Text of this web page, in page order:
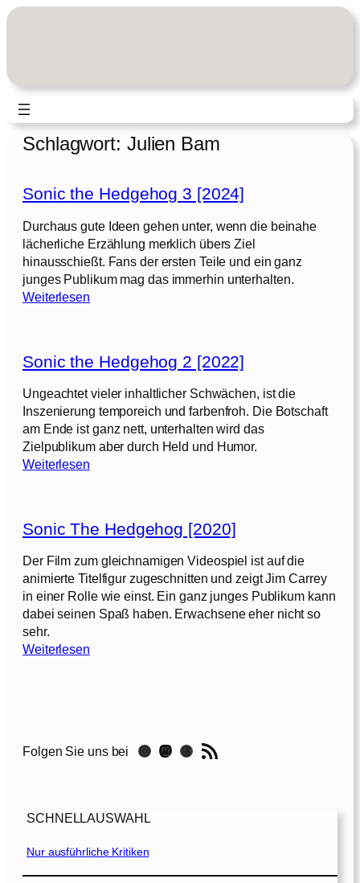
Zum
Schlagwort: Julien Bam
Sonic the Hedgehog 3 [2024]
Durchaus gute Ideen gehen unter, wenn die beinahe
lächerliche Erzählung merklich übers Ziel
hinausschießt. Fans der ersten Teile und ein ganz
junges Publikum mag das immerhin unterhalten.
Weiterlesen:
i
h
e
H
e
e
o
g
3
2
Sonic the Hedgehog 2 [2022]
Ungeachtet vieler inhaltlicher Schwächen, ist die
Inszenierung temporeich und farbenfroh. Die Botschaft
am Ende ist ganz nett, unterhalten wird das
Zielpublikum aber durch Held und Humor.
Weiterlesen:
i
t
h
e
H
d
g
2
2
Sonic The Hedgehog [2020]
Der Film zum gleichnamigen Videospiel ist auf die
animierte Titelfigur zugeschnitten und zeigt Jim Carrey
in einer Rolle wie einst. Ein ganz junges Publikum kann
dabei seinen Spaß haben. Erwachsene eher nicht so
sehr.
Weiterlesen:
T
e
g
e
Folgen Sie uns bei Instagram Mastodon Threads RSS-Feed
SCHNELLAUSWAHL
Nur ausführliche Kritiken